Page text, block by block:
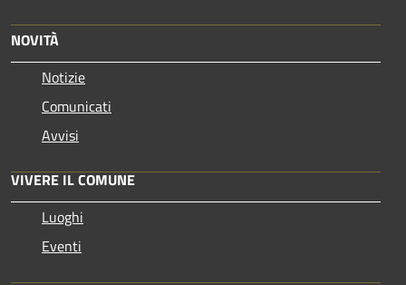
NOVITÀ
Notizie
Comunicati
Avvisi
VIVERE IL COMUNE
Luoghi
Eventi